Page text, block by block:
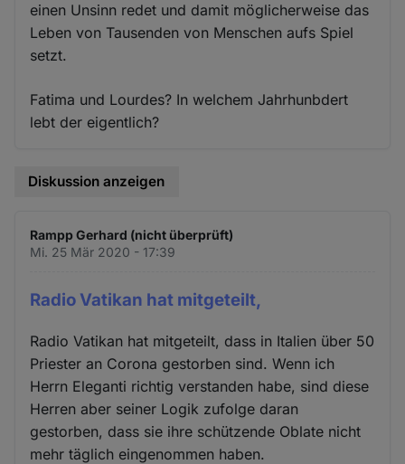
einen Unsinn redet und damit möglicherweise das
Leben von Tausenden von Menschen aufs Spiel
setzt.
Fatima und Lourdes? In welchem Jahrhunbdert
lebt der eigentlich?
Diskussion anzeigen
Rampp Gerhard (nicht überprüft)
Mi. 25 Mär 2020 - 17:39
Radio Vatikan hat mitgeteilt,
Radio Vatikan hat mitgeteilt, dass in Italien über 50
Priester an Corona gestorben sind. Wenn ich
Herrn Eleganti richtig verstanden habe, sind diese
Herren aber seiner Logik zufolge daran
gestorben, dass sie ihre schützende Oblate nicht
mehr täglich eingenommen haben.